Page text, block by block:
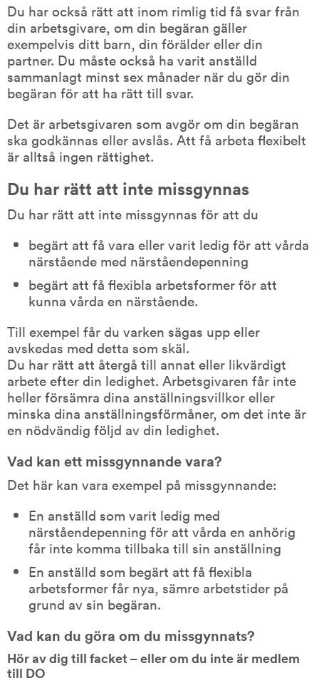
Du har också rätt att inom rimlig tid få svar från
din arbetsgivare, om din begäran gäller
exempelvis ditt barn, din förälder eller din
partner. Du måste också ha varit anställd
sammanlagt minst sex månader när du gör din
begäran för att ha rätt till svar.
Det är arbetsgivaren som avgör om din begäran
ska godkännas eller avslås. Att få arbeta flexibelt
är alltså ingen rättighet.
Du har rätt att inte missgynnas
Du har rätt att inte missgynnas för att du
begärt att få vara eller varit ledig för att vårda
närstående med närståendepenning
begärt att få flexibla arbetsformer för att
kunna vårda en närstående.
Till exempel får du varken sägas upp eller
avskedas med detta som skäl.
Du har rätt att återgå till annat eller likvärdigt
arbete efter din ledighet. Arbetsgivaren får inte
heller försämra dina anställningsvillkor eller
minska dina anställningsförmåner, om det inte är
en nödvändig följd av din ledighet.
Vad kan ett missgynnande vara?
Det här kan vara exempel på missgynnande:
En anställd som varit ledig med
närståendepenning för att vårda en anhörig
får inte komma tillbaka till sin anställning
En anställd som begärt att få flexibla
arbetsformer får nya, sämre arbetstider på
grund av sin begäran.
Vad kan du göra om du missgynnats?
Hör av dig till facket – eller om du inte är medlem
till DO